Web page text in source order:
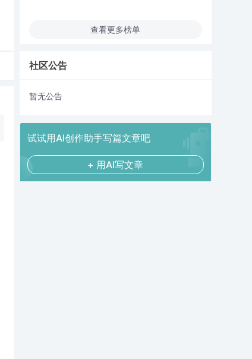
查看更多榜单
社区公告
暂无公告
试试用AI创作助手写篇文章吧
+ 用AI写文章